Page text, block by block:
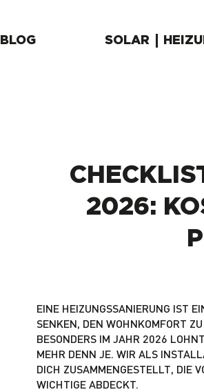
BLOG SOLAR
2026:
EINE HEIZUNGSSANIERUNG IST
ENKEN, DEN WOHNKOMFORT ZU
ESONDERS IM JAHR 2026 LOHNT
EHR DENN JE. WIR ALS
ICH ZUSAMMENGESTELLT, DIE
ICHTIGE ABDECKT.